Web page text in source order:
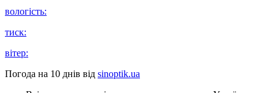
вологість:
тиск:
вітер:
Погода на 10 днів від sinoptik.ua